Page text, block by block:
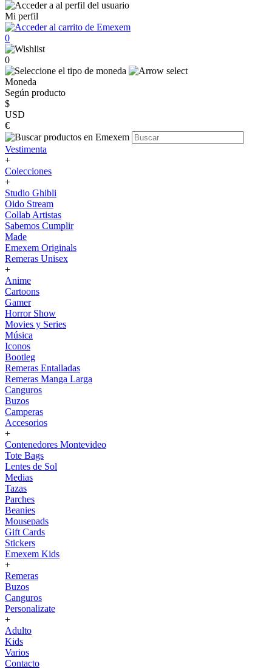
Mi perfil
0
0
Moneda
Según producto
$
USD
€
Vestimenta
+
Colecciones
+
Studio Ghibli
Oido Stream
Collab Artistas
Sabemos Cumplir
Made
Emexem Originals
Remeras Unisex
+
Anime
Cartoons
Gamer
Horror Show
Movies y Series
Música
Iconos
Bootleg
Remeras Entalladas
Remeras Manga Larga
Canguros
Buzos
Camperas
Accesorios
+
Contenedores Montevideo
Tote Bags
Lentes de Sol
Medias
Tazas
Parches
Beanies
Mousepads
Gift Cards
Stickers
Emexem Kids
+
Remeras
Buzos
Canguros
Personalizate
+
Adulto
Kids
Varios
Contacto